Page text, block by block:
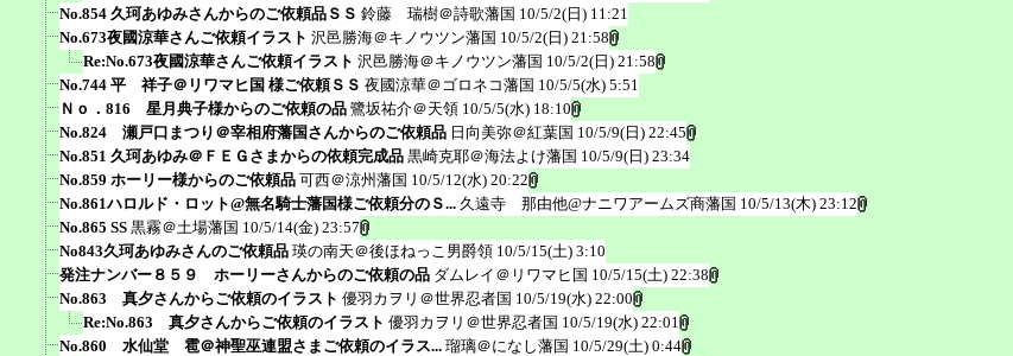
No.854 久珂あゆみさんからのご依頼品ＳＳ 鈴藤 瑞樹＠詩歌藩国 10/5/2(日) 11:21
No.673夜國涼華さんご依頼イラスト 沢邑勝海＠キノウツン藩国 10/5/2(日) 21:58
Re:No.673夜國涼華さんご依頼イラスト 沢邑勝海＠キノウツン藩国 10/5/2(日) 21:58
No.744 平 祥子＠リワマヒ国 様ご依頼ＳＳ 夜國涼華＠ゴロネコ藩国 10/5/5(水) 5:51
Ｎｏ．816 星月典子様からのご依頼の品 鷺坂祐介＠天領 10/5/5(水) 18:10
No.824 瀬戸口まつり＠宰相府藩国さんからのご依頼品 日向美弥＠紅葉国 10/5/9(日) 22:45
No.851 久珂あゆみ＠ＦＥＧさまからの依頼完成品 黒崎克耶＠海法よけ藩国 10/5/9(日) 23:34
No.859 ホーリー様からのご依頼品 可西＠涼州藩国 10/5/12(水) 20:22
No.861ハロルド・ロット@無名騎士藩国様ご依頼分のＳ... 久遠寺 那由他@ナニワアームズ商藩国 10/5/13(木) 23:12
No.865 SS 黒霧＠土場藩国 10/5/14(金) 23:57
No843久珂あゆみさんのご依頼品 瑛の南天＠後ほねっこ男爵領 10/5/15(土) 3:10
発注ナンバー８５９ ホーリーさんからのご依頼の品 ダムレイ＠リワマヒ国 10/5/15(土) 22:38
No.863 真夕さんからご依頼のイラスト 優羽カヲリ＠世界忍者国 10/5/19(水) 22:00
Re:No.863 真夕さんからご依頼のイラスト 優羽カヲリ＠世界忍者国 10/5/19(水) 22:01
No.860 水仙堂 雹＠神聖巫連盟さまご依頼のイラス... 瑠璃＠になし藩国 10/5/29(土) 0:44